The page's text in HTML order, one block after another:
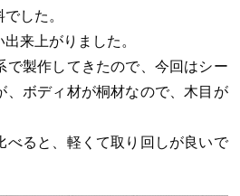
した。
来上がりました。
で製作してきたので、今回はシー
、ボディ材が桐材なので、木目が
べると、軽くて取り回しが良いで